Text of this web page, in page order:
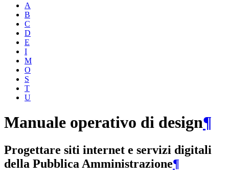
A
B
C
D
E
I
M
O
S
T
U
Manuale operativo di design¶
Progettare siti internet e servizi digitali
della Pubblica Amministrazione¶